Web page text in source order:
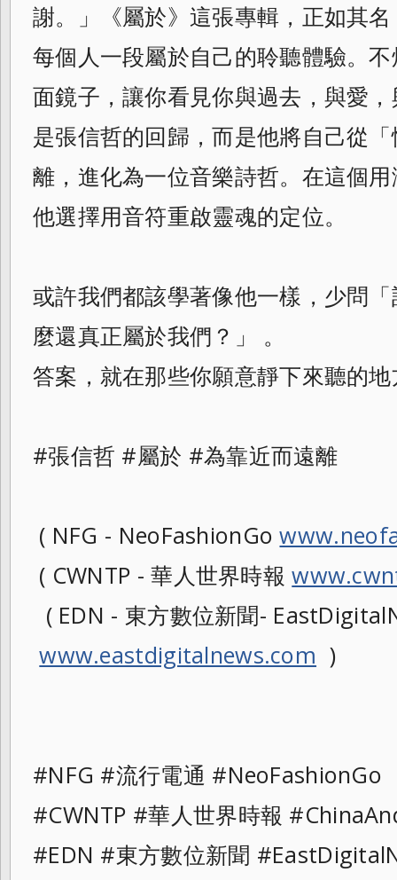
謝。」《屬於》這張專輯，正如其
每個人一段屬於自己的聆聽體驗。
面鏡子，讓你看見你與過去，與愛
是張信哲的回歸，而是他將自己從
離，進化為一位音樂詩哲。在這個
他選擇用音符重啟靈魂的定位。
或許我們都該學著像他一樣，少問
麼還真正屬於我們？」 。
答案，就在那些你願意靜下來聽的
#張信哲 #屬於 #為靠近而遠離
( NFG - NeoFashionGo
( CWNTP - 華人世界時報
( EDN - 東方數位新聞-
www.eastdigitalnews.com )
#NFG #流行電通
#CWNTP #華人世界時報
#EDN #東方數位新聞